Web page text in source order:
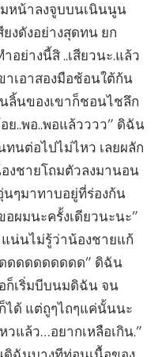
หน้าลงจูบบนเนินนูน
งดังอย่างสุดทน ยก
อย่างนี้สิ ..เสียวนะ.แล้ว
าเอาสองมือช้อนใต้ก้น
ลิ้นของเขาก็ชอนไชลึก
ย..พอ..พอแล้วววว” ดิฉัน
นต่อไปไม่ไหว เลยผลัก
งชายโถมตัวลงมานอน
ๆมาทาบอยู่ที่ร่องก้น
ผมนะครั้งเดียวนะนะ”
น่นไม่รู้ว่าน้องชายแก้
ดดดดดดดดด” ดิฉัน
ก็เริ่มบีบนมดิฉัน จน
ด้ แต่ถูๆไถๆแค่นั้นนะ
วแล้ว…อยากเหลือเกิน.”